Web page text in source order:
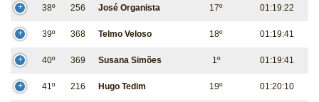
38º 256 José Organista 17º 01:19:22
39º 368 Telmo Veloso 18º 01:19:41
40º 369 Susana Simões 1º 01:19:41
41º 216 Hugo Tedim 19º 01:20:10